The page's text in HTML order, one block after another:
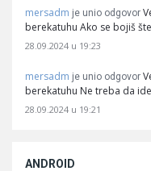
mersadm je unio odgovor
berekatuhu Ako se bojiš
28.09.2024 u 19:23
mersadm je unio odgovor
berekatuhu Ne treba da
28.09.2024 u 19:21
ANDROID